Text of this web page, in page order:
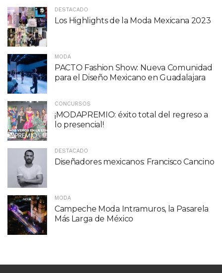
DESTACADO
Los Highlights de la Moda Mexicana 2023
MODA
PACTO Fashion Show: Nueva Comunidad
para el Diseño Mexicano en Guadalajara
CONCURSOS
¡MODAPREMIO: éxito total del regreso a
lo presencial!
DESTACADO
Diseñadores mexicanos: Francisco Cancino
MODA
Campeche Moda Intramuros, la Pasarela
Más Larga de México